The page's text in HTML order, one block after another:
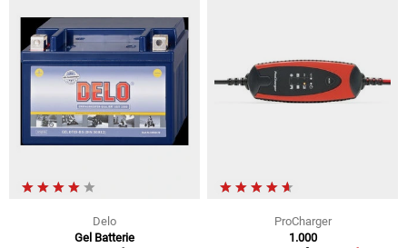
Delo
Gel Batterie
ProCharger
1.000